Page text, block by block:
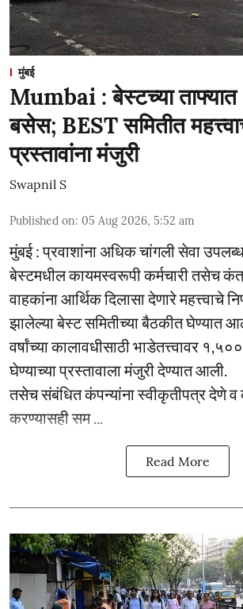
मुंबई
Mumbai : बेस्टच्या ताफ्यात
बसेस; BEST समितीत
प्रस्तावांना मंजुरी
Swapnil S
Published on: 05 Aug 2026, 5:52 am
मुंबई : प्रवाशांना अधिक चांगली सेवा
बेस्टमधील कायमस्वरूपी कर्मचारी तसेच
वाहकांना आर्थिक दिलासा देणारे महत्त्वाचे
झालेल्या बेस्ट समितीच्या बैठकीत घेण्यात
वर्षांच्या कालावधीसाठी भाडेतत्त्वावर
घेण्याच्या प्रस्तावाला मंजुरी देण्यात आली.
तसेच संबंधित कंपन्यांना स्वीकृतीपत्र देणे व
करण्यासही सम ...
Read More